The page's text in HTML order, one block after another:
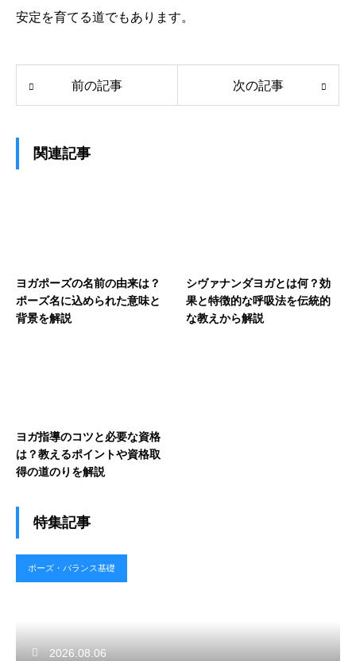
安定を育てる道でもあります。
前の記事 次の記事
関連記事
ヨガポーズの名前の由来は？
ポーズ名に込められた意味と
背景を解説
シヴァナンダヨガとは何？効
果と特徴的な呼吸法を伝統的
な教えから解説
ヨガ指導のコツと必要な資格
は？教えるポイントや資格取
得の道のりを解説
特集記事
ポーズ・バランス基礎
2026.08.06